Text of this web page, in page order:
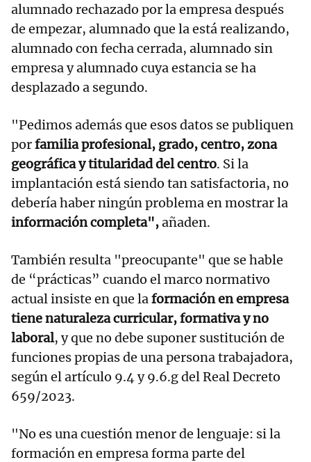
alumnado rechazado por la empresa después
de empezar, alumnado que la está realizando,
alumnado con fecha cerrada, alumnado sin
empresa y alumnado cuya estancia se ha
desplazado a segundo.
"Pedimos además que esos datos se publiquen
porfamilia profesional, grado, centro, zona
geográfica y titularidad del centro. Si la
implantación está siendo tan satisfactoria, no
debería haber ningún problema en mostrar la
información completa",añaden.
También resulta "preocupante" que se hable
de “prácticas” cuando el marco normativo
actual insiste en que laformación en empresa
tiene naturaleza curricular, formativa y no
laboral, y que no debe suponer sustitución de
funciones propias de una persona trabajadora,
según el artículo 9.4 y 9.6.g del Real Decreto
659/2023.
"No es una cuestión menor de lenguaje: si la
formación en empresa forma parte del